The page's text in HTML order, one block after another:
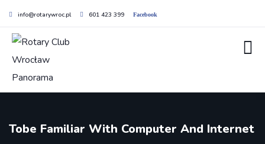
info@rotarywroc.pl 601 423 399 Facebook
Tobe Familiar With Computer And Internet